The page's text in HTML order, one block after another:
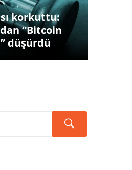
korkuttu:
“Bitcoin
düşürdü